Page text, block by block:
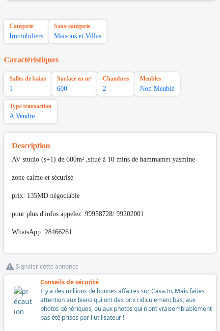
Catégorie
Immobiliers
Sous-catégorie
Maisons et Villas
Caractéristiques
Salles de bains
1
Surface en m²
600
Chambres
2
Meubles
Non Meublé
Type transaction
A Vendre
Description
AV studio (s+1) de 600m² ,situé à 10 mins de hammamet yasmine
zone calme et sécurisé
prix: 135MD négociable
pour plus d'infos appelez: 99958728/ 99202001
WhatsApp: 28466261
Signaler cette annonce
Conseils de sécurité
Il y a des millions de bonnes affaires sur Cava.tn. Mais faites
attention aux biens qui ont des prix ridiculement bas, aux
photos génériques, ou aux photos qui n'ont vraisemblablement
pas été prises par l'utilisateur !